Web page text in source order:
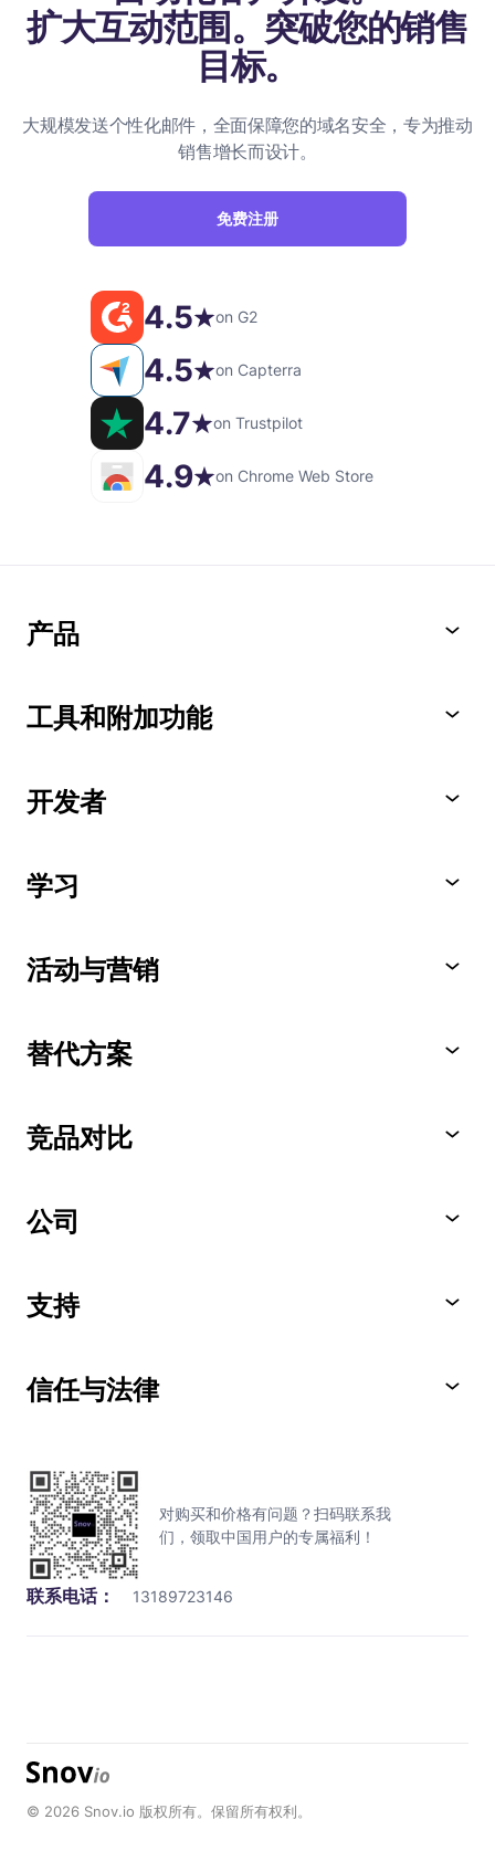
扩大互动范围。突破您的销售
目标。
大规模发送个性化邮件，全面保障您的域名安全，专为推动
销售增长而设计。
免费注册
4.5 on G2
4.5 on Capterra
4.7 on Trustpilot
4.9 on Chrome Web Store
产品
工具和附加功能
开发者
学习
活动与营销
替代方案
竞品对比
公司
支持
信任与法律
对购买和价格有问题？扫码联系我
们，领取中国用户的专属福利！
联系电话： 13189723146
© 2026 Snov.io 版权所有。保留所有权利。